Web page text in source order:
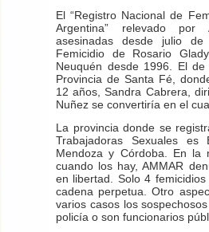
El “Registro Nacional de
Argentina” relevado por
asesinadas desde julio
Femicidio de Rosario
Neuquén desde 1996. El
Provincia de Santa Fé,
12 años, Sandra Cabrera,
Nuñez se convertiría en el
La provincia donde se
Trabajadoras Sexuales
Mendoza y Córdoba. En la
cuando los hay, AMMAR
en libertad. Solo 4
cadena perpetua. Otro
varios casos los
policía o son funcionarios